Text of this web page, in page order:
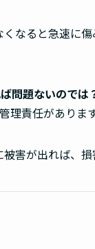
なると急速に
問題ないのでは
理責任があります
害が出れば、損